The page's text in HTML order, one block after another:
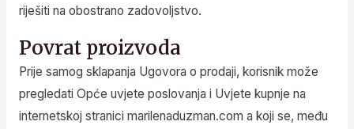
riješiti na obostrano zadovoljstvo.
Povrat proizvoda
Prije samog sklapanja Ugovora o prodaji, korisnik može
pregledati Opće uvjete poslovanja i Uvjete kupnje na
internetskoj stranici marilenaduzman.com a koji se, među